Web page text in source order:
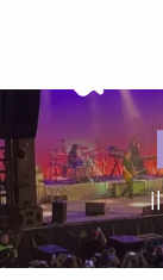
principal